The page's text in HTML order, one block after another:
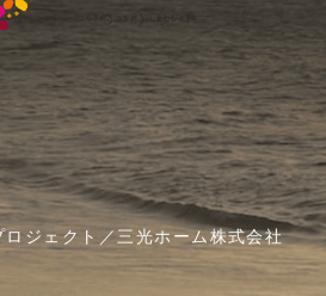
ジェクト／三光ホーム株式会社